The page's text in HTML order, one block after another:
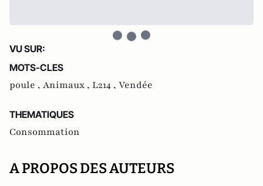
VU SUR:
MOTS-CLES
poule , Animaux , L214 , Vendée
THEMATIQUES
Consommation
A PROPOS DES AUTEURS